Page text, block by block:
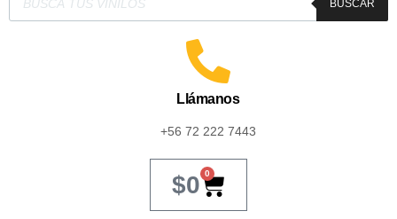
BUSCAR
Llámanos
+56 72 222 7443
$0 0